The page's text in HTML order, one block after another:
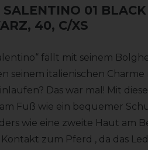
01
40, C/XS
fällt mit seinem
seinem italienischen
Das war mal! Mit
Fuß wie ein bequemer
wie eine zweite Haut am
zum Pferd , da das